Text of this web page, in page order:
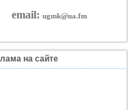
email: ugmk@ua.fm
на сайте